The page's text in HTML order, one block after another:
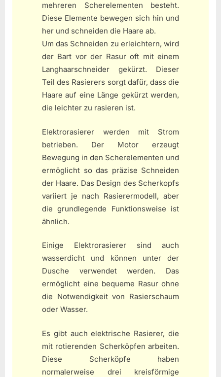
mehreren Scherelementen besteht.
Diese Elemente bewegen sich hin und
her und schneiden die Haare ab.
Um das Schneiden zu erleichtern, wird
der Bart vor der Rasur oft mit einem
Langhaarschneider gekürzt. Dieser
Teil des Rasierers sorgt dafür, dass die
Haare auf eine Länge gekürzt werden,
die leichter zu rasieren ist.
Elektrorasierer werden mit Strom
betrieben. Der Motor erzeugt
Bewegung in den Scherelementen und
ermöglicht so das präzise Schneiden
der Haare. Das Design des Scherkopfs
variiert je nach Rasierermodell, aber
die grundlegende Funktionsweise ist
ähnlich.
Einige Elektrorasierer sind auch
wasserdicht und können unter der
Dusche verwendet werden. Das
ermöglicht eine bequeme Rasur ohne
die Notwendigkeit von Rasierschaum
oder Wasser.
Es gibt auch elektrische Rasierer, die
mit rotierenden Scherköpfen arbeiten.
Diese Scherköpfe haben
normalerweise drei kreisförmige